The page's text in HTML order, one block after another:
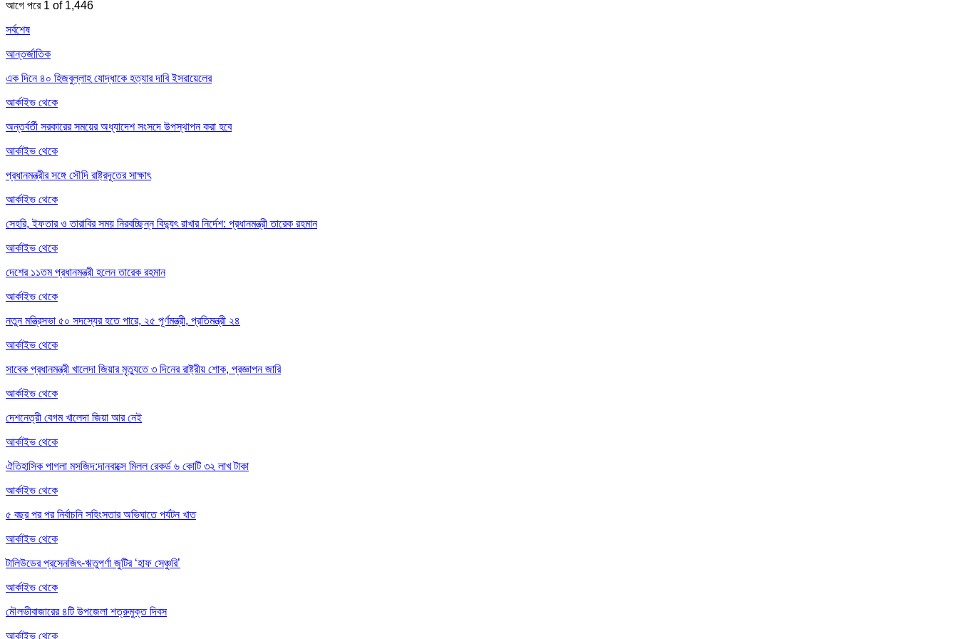
আগে পরে 1 of 1,446
সর্বশেষ
আন্তর্জাতিক
এক দিনে ৪০ হিজবুল্লাহ যোদ্ধাকে হত্যার দাবি ইসরায়েলের
আর্কাইভ থেকে
অন্তর্বর্তী সরকারের সময়ের অধ্যাদেশ সংসদে উপস্থাপন করা হবে
আর্কাইভ থেকে
প্রধানমন্ত্রীর সঙ্গে সৌদি রাষ্ট্রদূতের সাক্ষাৎ
আর্কাইভ থেকে
সেহরি, ইফতার ও তারাবির সময় নিরবচ্ছিন্ন বিদ্যুৎ রাখার নির্দেশ: প্রধানমন্ত্রী তারেক রহমান
আর্কাইভ থেকে
দেশের ১১তম প্রধানমন্ত্রী হলেন তারেক রহমান
আর্কাইভ থেকে
নতুন মন্ত্রিসভা ৫০ সদস্যের হতে পারে, ২৫ পূর্ণমন্ত্রী, প্রতিমন্ত্রী ২৪
আর্কাইভ থেকে
সাবেক প্রধানমন্ত্রী খালেদা জিয়ার মৃত্যুতে ৩ দিনের রাষ্ট্রীয় শোক, প্রজ্ঞাপন জারি
আর্কাইভ থেকে
দেশনেত্রী বেগম খালেদা জিয়া আর নেই
আর্কাইভ থেকে
ঐতিহাসিক পাগলা মসজিদ:দানবাক্সে মিলল রেকর্ড ৬ কোটি ৩২ লাখ টাকা
আর্কাইভ থেকে
৫ বছর পর পর নির্বাচনি সহিংসতার অভিঘাতে পর্যটন খাত
আর্কাইভ থেকে
টালিউডের প্রসেনজিৎ-ঋতুপর্ণা জুটির ‘হাফ সেঞ্চুরি’
আর্কাইভ থেকে
মৌলভীবাজারের ৪টি উপজেলা শত্রুমুক্ত দিবস
আর্কাইভ থেকে